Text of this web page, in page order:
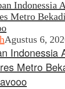
Agustus 6,
Indonessia
Metro